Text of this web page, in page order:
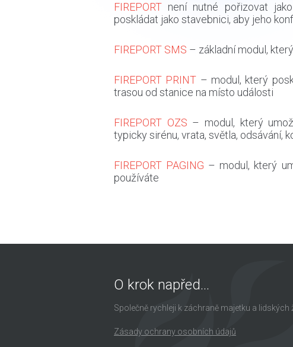
FIREPORT není nutné pořizovat
poskládat jako stavebnici, aby jeho
FIREPORT SMS – základní modul,
FIREPORT PRINT – modul, který
trasou od stanice na místo události
FIREPORT OZS – modul, který
typicky sirénu, vrata, světla, odsávání,
FIREPORT PAGING – modul, který
používáte
O krok napřed...
Společně rychleji k záchraně majetku a lidských
Zásady ochrany osobních údajů